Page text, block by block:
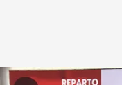
Estas son las